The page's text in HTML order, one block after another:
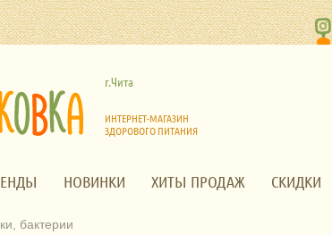
г.Чита
ИНТЕРНЕТ-МАГАЗИН
ЗДОРОВОГО ПИТАНИЯ
НОВИНКИ ХИТЫ ПРОДАЖ СКИДКИ
бактерии